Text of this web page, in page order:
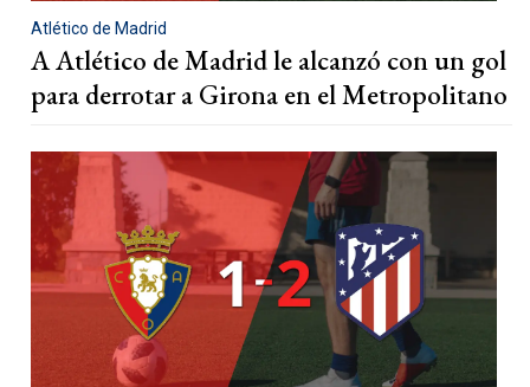
Atlético de Madrid
A Atlético de Madrid le alcanzó con un gol
para derrotar a Girona en el Metropolitano